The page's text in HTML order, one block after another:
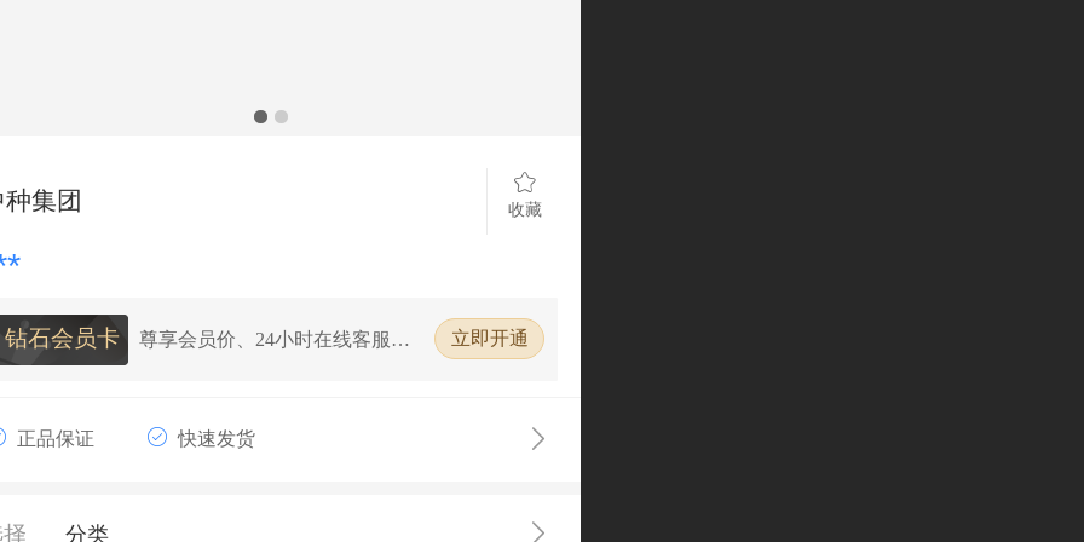
种集团 收藏
钻石会员卡
尊享会员价、24小时在线客服、7
立即开通
正品保证 快速发货
分类